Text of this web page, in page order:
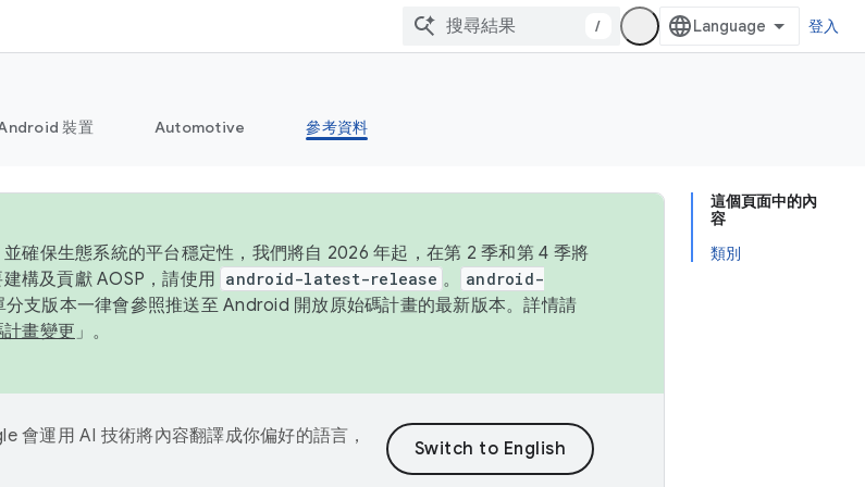
/ 登入
裝置 Automotive 參考資料
這個頁面中的內
容
類別
確保生態系統的平台穩定性，我們將自 2026 年起，在第 2 季和第 4 季將
構及貢獻 AOSP，請使用 android-latest-release 。
android-
分支版本一律會參照推送至 Android 開放原始碼計畫的最新版本。詳情請
畫變更 」。
會運用 AI 技術將內容翻譯成你偏好的語言，